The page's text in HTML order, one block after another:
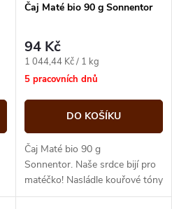
Čaj Maté bio 90 g Sonnentor
94 Kč
Měrná
cena:
1 044,44 Kč / 1 kg
5 pracovních dnů
DO KOŠÍKU
Čaj Maté bio 90 g
Sonnentor. Naše srdce bijí pro
matéčko! Nasládle kouřové tóny
čaj maté získává díky šetrnému